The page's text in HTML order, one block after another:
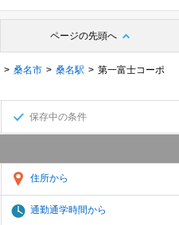
ページの先頭へ
桑名市 桑名駅
第一富士コーポ
保存中の条件
住所から
通勤通学時間から